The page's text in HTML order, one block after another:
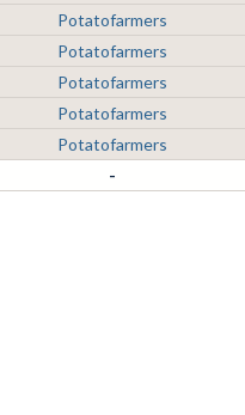
Potatofarmers
Potatofarmers
Potatofarmers
Potatofarmers
Potatofarmers
-